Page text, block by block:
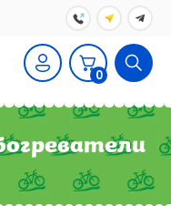
0